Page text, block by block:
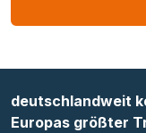
deutschlandweit
Europas größter